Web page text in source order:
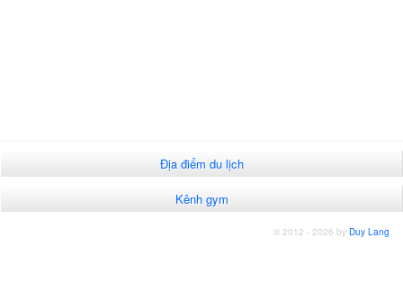
Địa điểm du lịch
Kênh gym
© 2012 - 2026 by Duy Lang